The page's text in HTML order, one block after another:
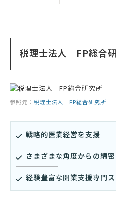
税理士法人 FP総合
参照元： 税理士法人 FP総合研究所
戦略的医業経営を支援
さまざまな角度からの綿
経験豊富な開業支援専門